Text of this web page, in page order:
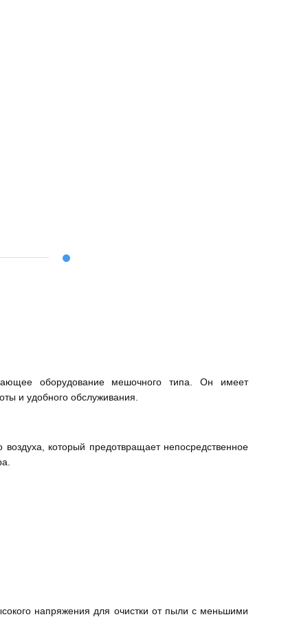
оборудование мешочного типа. Он имеет
и удобного обслуживания.
который предотвращает непосредственное
напряжения для очистки от пыли с меньшими